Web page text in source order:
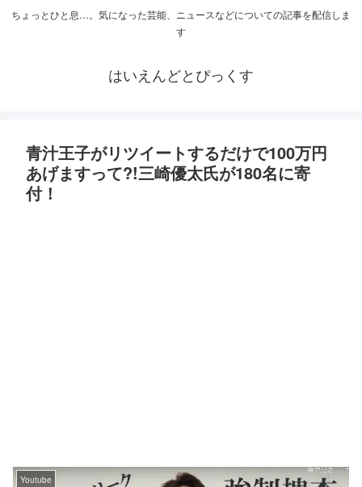
ちょっとひと息…。気になった芸能、ニュースなどについての記事を配信しま
す
はいえんどとぴっくす
青汁王子がリツイートするだけで100万円
あげますって?!三崎優太氏が180名に寄
付！
Youtube